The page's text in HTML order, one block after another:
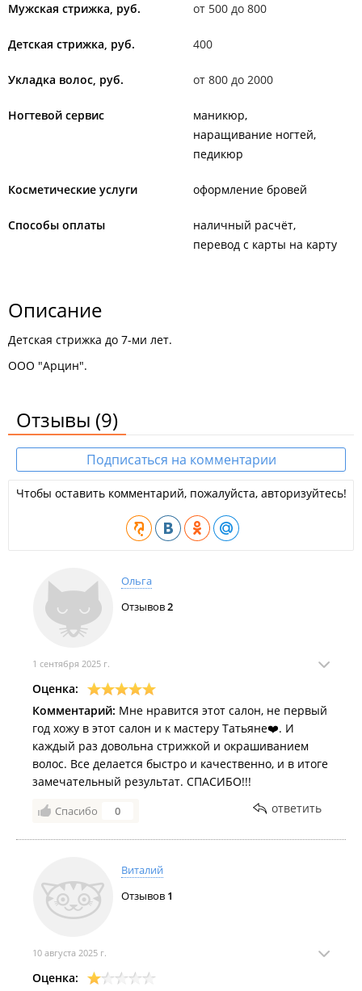
Мужская стрижка, руб. от 500 до 800
Детская стрижка, руб. 400
Укладка волос, руб. от 800 до 2000
Ногтевой сервис
маникюр
наращивание ногтей
педикюр
Косметические услуги оформление бровей
Способы оплаты
наличный расчёт
перевод с карты на карту
Описание
Детская стрижка до 7-ми лет.
ООО "Арцин".
Отзывы (9)
Подписаться на комментарии
Чтобы оставить комментарий, пожалуйста, авторизуйтесь!
Ольга
Отзывов2
1 сентября 2025 г.
Оценка:
Комментарий: Мне нравится этот салон, не первый
год хожу в этот салон и к мастеру Татьяне❤️. И
каждый раз довольна стрижкой и окрашиванием
волос. Все делается быстро и качественно, и в итоге
замечательный результат. СПАСИБО!!!
Спасибо 0 ответить
Виталий
Отзывов 1
10 августа 2025 г.
Оценка: